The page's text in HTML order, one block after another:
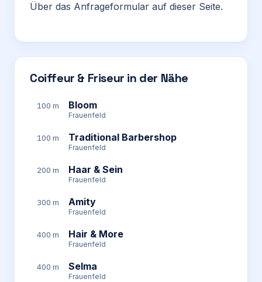
Über das Anfrageformular auf dieser Seite.
Coiffeur & Friseur in der Nähe
100 m Bloom
Frauenfeld
100 m Traditional Barbershop
Frauenfeld
200 m Haar & Sein
Frauenfeld
300 m Amity
Frauenfeld
400 m Hair & More
Frauenfeld
400 m Selma
Frauenfeld